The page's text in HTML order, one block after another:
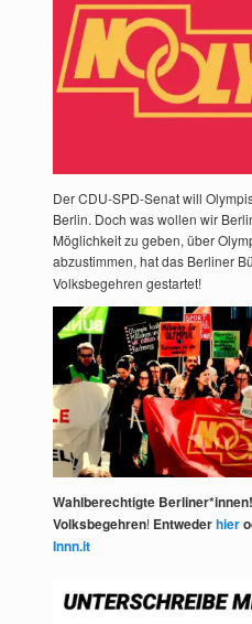
Der CDU-SPD-Senat will
Berlin. Doch was wollen wir
Möglichkeit zu geben, über
abzustimmen, hat das Berliner
Volksbegehren gestartet!
Wahlberechtigte
Volksbegehren! Entwederhier
Innn.it